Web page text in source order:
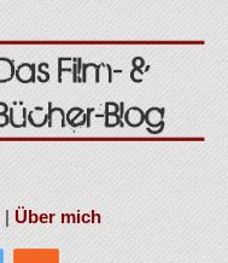
|Über mich